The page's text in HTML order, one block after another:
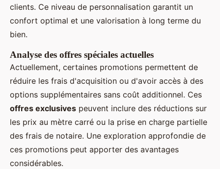
clients. Ce niveau de personnalisation garantit un
confort optimal et une valorisation à long terme du
bien.
Analyse des offres spéciales actuelles
Actuellement, certaines promotions permettent de
réduire les frais d'acquisition ou d'avoir accès à des
options supplémentaires sans coût additionnel. Ces
offres exclusives peuvent inclure des réductions sur
les prix au mètre carré ou la prise en charge partielle
des frais de notaire. Une exploration approfondie de
ces promotions peut apporter des avantages
considérables.